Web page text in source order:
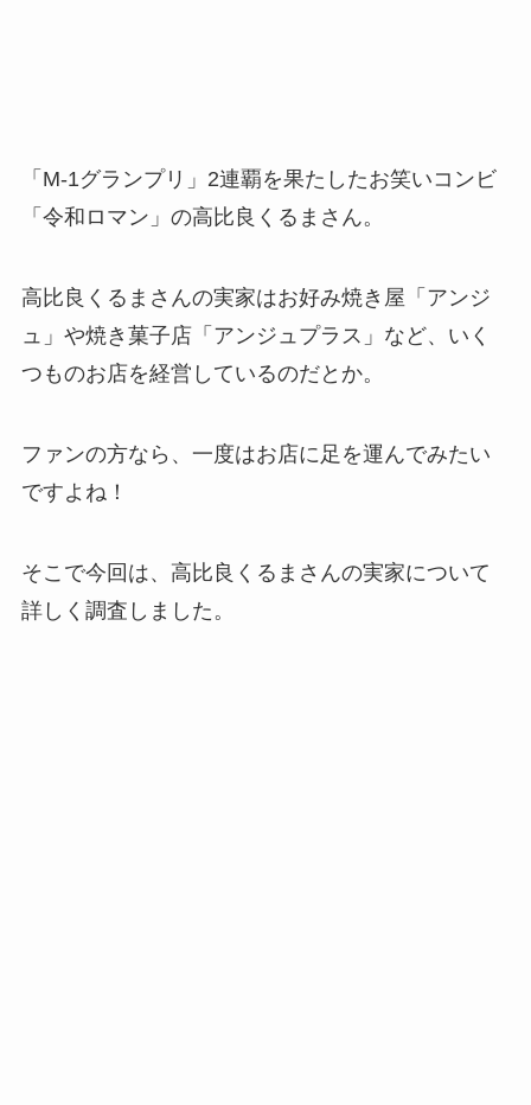
「M-1グランプリ」2連覇を果たしたお笑いコンビ
「令和ロマン」の高比良くるまさん。
高比良くるまさんの実家はお好み焼き屋「アンジ
ュ」や焼き菓子店「アンジュプラス」など、いく
つものお店を経営しているのだとか。
ファンの方なら、一度はお店に足を運んでみたい
ですよね！
そこで今回は、高比良くるまさんの実家について
詳しく調査しました。